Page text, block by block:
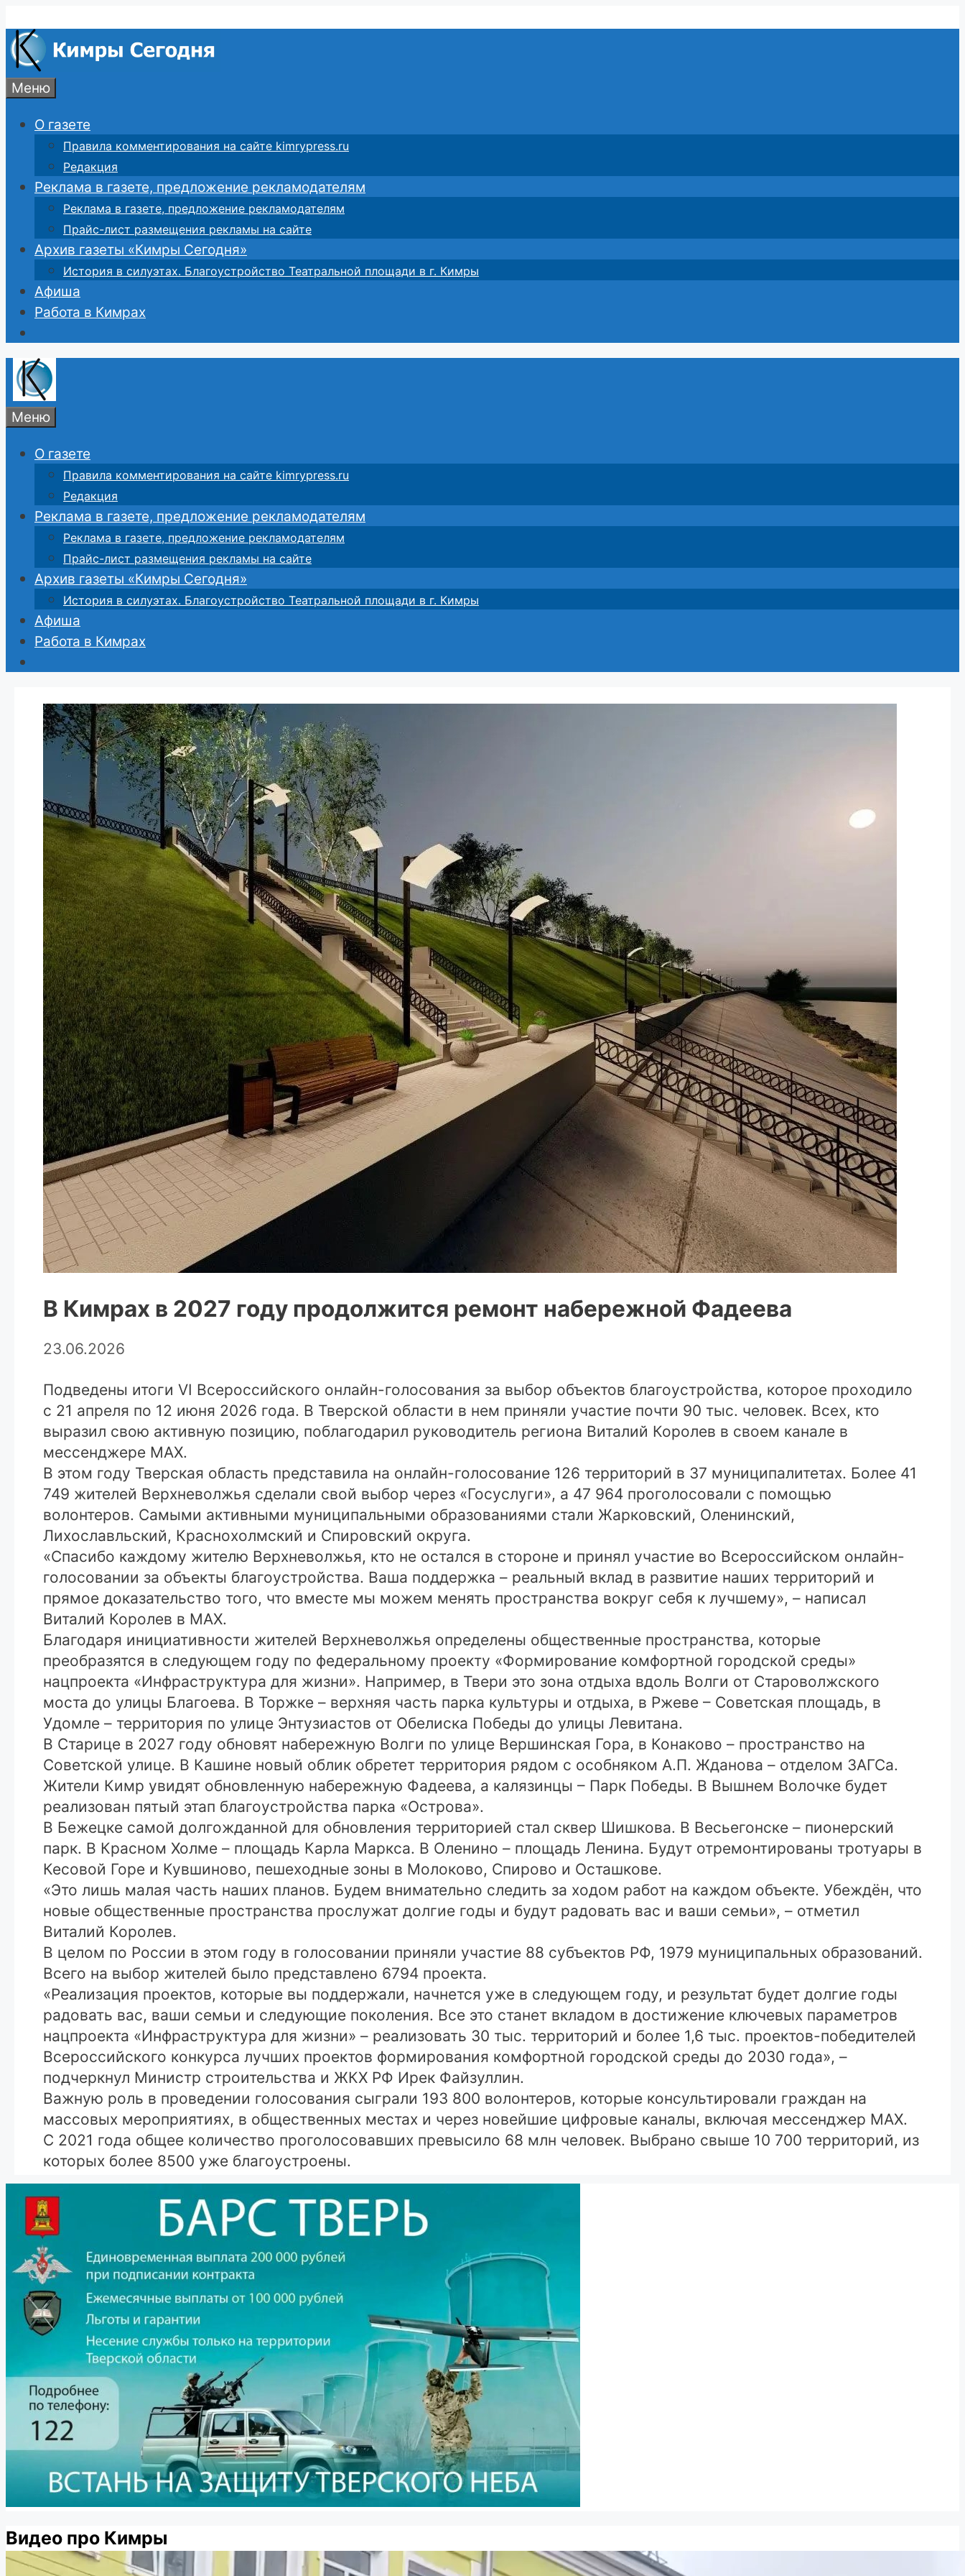
к
содержимому
Меню
О газете
Правила комментирования на сайте kimrypress.ru
Редакция
Реклама в газете, предложение рекламодателям
Реклама в газете, предложение рекламодателям
Прайс-лист размещения рекламы на сайте
Архив газеты «Кимры Сегодня»
История в силуэтах. Благоустройство Театральной площади в г. Кимры
Афиша
Работа в Кимрах
Меню
О газете
Правила комментирования на сайте kimrypress.ru
Редакция
Реклама в газете, предложение рекламодателям
Реклама в газете, предложение рекламодателям
Прайс-лист размещения рекламы на сайте
Архив газеты «Кимры Сегодня»
История в силуэтах. Благоустройство Театральной площади в г. Кимры
Афиша
Работа в Кимрах
В Кимрах в 2027 году продолжится ремонт набережной Фадеева
23.06.2026
Подведены итоги VI Всероссийского онлайн-голосования за выбор объектов благоустройства, которое проходило
с 21 апреля по 12 июня 2026 года. В Тверской области в нем приняли участие почти 90 тыс. человек. Всех, кто
выразил свою активную позицию, поблагодарил руководитель региона Виталий Королев в своем канале в
мессенджере MAX.
В этом году Тверская область представила на онлайн-голосование 126 территорий в 37 муниципалитетах. Более 41
749 жителей Верхневолжья сделали свой выбор через «Госуслуги», а 47 964 проголосовали с помощью
волонтеров. Самыми активными муниципальными образованиями стали Жарковский, Оленинский,
Лихославльский, Краснохолмский и Спировский округа.
«Спасибо каждому жителю Верхневолжья, кто не остался в стороне и принял участие во Всероссийском онлайн-
голосовании за объекты благоустройства. Ваша поддержка – реальный вклад в развитие наших территорий и
прямое доказательство того, что вместе мы можем менять пространства вокруг себя к лучшему», – написал
Виталий Королев в MAX.
Благодаря инициативности жителей Верхневолжья определены общественные пространства, которые
преобразятся в следующем году по федеральному проекту «Формирование комфортной городской среды»
нацпроекта «Инфраструктура для жизни». Например, в Твери это зона отдыха вдоль Волги от Староволжского
моста до улицы Благоева. В Торжке – верхняя часть парка культуры и отдыха, в Ржеве – Советская площадь, в
Удомле – территория по улице Энтузиастов от Обелиска Победы до улицы Левитана.
В Старице в 2027 году обновят набережную Волги по улице Вершинская Гора, в Конаково – пространство на
Советской улице. В Кашине новый облик обретет территория рядом с особняком А.П. Жданова – отделом ЗАГСа.
Жители Кимр увидят обновленную набережную Фадеева, а калязинцы – Парк Победы. В Вышнем Волочке будет
реализован пятый этап благоустройства парка «Острова».
В Бежецке самой долгожданной для обновления территорией стал сквер Шишкова. В Весьегонске – пионерский
парк. В Красном Холме – площадь Карла Маркса. В Оленино – площадь Ленина. Будут отремонтированы тротуары в
Кесовой Горе и Кувшиново, пешеходные зоны в Молоково, Спирово и Осташкове.
«Это лишь малая часть наших планов. Будем внимательно следить за ходом работ на каждом объекте. Убеждён, что
новые общественные пространства прослужат долгие годы и будут радовать вас и ваши семьи», – отметил
Виталий Королев.
В целом по России в этом году в голосовании приняли участие 88 субъектов РФ, 1979 муниципальных образований.
Всего на выбор жителей было представлено 6794 проекта.
«Реализация проектов, которые вы поддержали, начнется уже в следующем году, и результат будет долгие годы
радовать вас, ваши семьи и следующие поколения. Все это станет вкладом в достижение ключевых параметров
нацпроекта «Инфраструктура для жизни» – реализовать 30 тыс. территорий и более 1,6 тыс. проектов-победителей
Всероссийского конкурса лучших проектов формирования комфортной городской среды до 2030 года», –
подчеркнул Министр строительства и ЖКХ РФ Ирек Файзуллин.
Важную роль в проведении голосования сыграли 193 800 волонтеров, которые консультировали граждан на
массовых мероприятиях, в общественных местах и через новейшие цифровые каналы, включая мессенджер MAX.
С 2021 года общее количество проголосовавших превысило 68 млн человек. Выбрано свыше 10 700 территорий, из
которых более 8500 уже благоустроены.
Видео про Кимры